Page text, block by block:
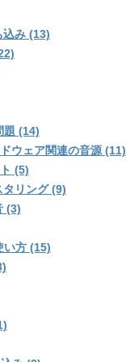
込み (13)
題 (14)
ウェア関連の音源 (11)
(5)
タリング (9)
(3)
い方 (15)